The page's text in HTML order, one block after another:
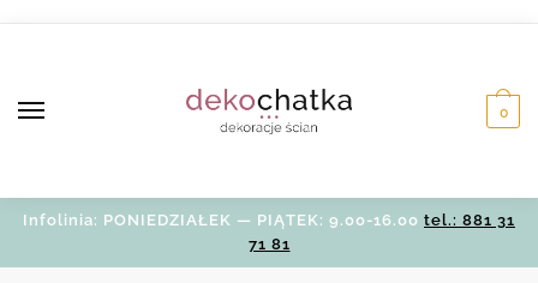
0
Infolinia: PONIEDZIAŁEK — PIĄTEK: 9.00-16.00 tel.: 881 31
71 81